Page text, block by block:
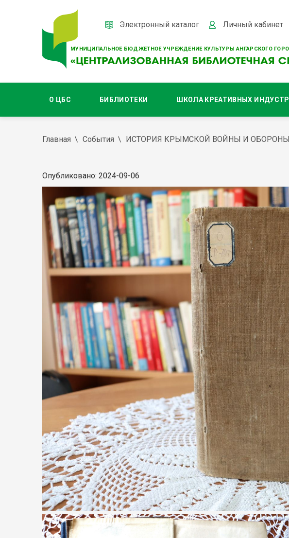
МУНИЦИПАЛЬНОЕ БЮДЖЕТНОЕ УЧРЕЖДЕНИЕ КУЛЬТУРЫ АНГАРСКОГО
Электронный каталог Личный кабинет
О ЦБС БИБЛИОТЕКИ ШКОЛА КРЕАТИВНЫХ
Главная События ИСТОРИЯ КРЫМСКОЙ ВОЙНЫ И ОБОРОНЫ
Опубликовано: 2024-09-06